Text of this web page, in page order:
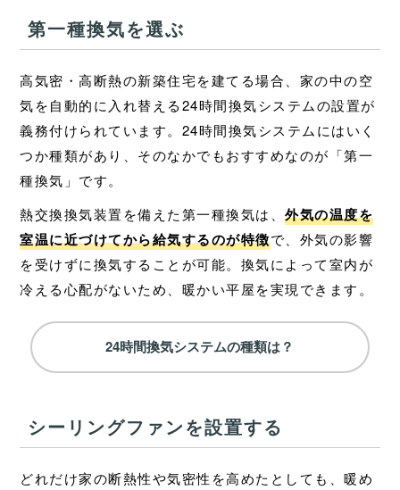
第一種換気を選ぶ
高気密・高断熱の新築住宅を建てる場合、家の中の空
気を自動的に入れ替える24時間換気システムの設置が
義務付けられています。24時間換気システムにはいく
つか種類があり、そのなかでもおすすめなのが「第一
種換気」です。
熱交換換気装置を備えた第一種換気は、外気の温度を
室温に近づけてから給気するのが特徴で、外気の影響
を受けずに換気することが可能。換気によって室内が
冷える心配がないため、暖かい平屋を実現できます。
24時間換気システムの種類は？
シーリングファンを設置する
どれだけ家の断熱性や気密性を高めたとしても、暖め